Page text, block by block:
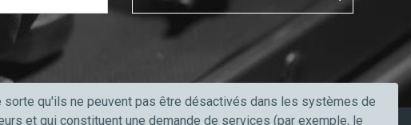
qu'ils ne peuvent pas être désactivés dans les systèmes de
et qui constituent une demande de services (par exemple, le